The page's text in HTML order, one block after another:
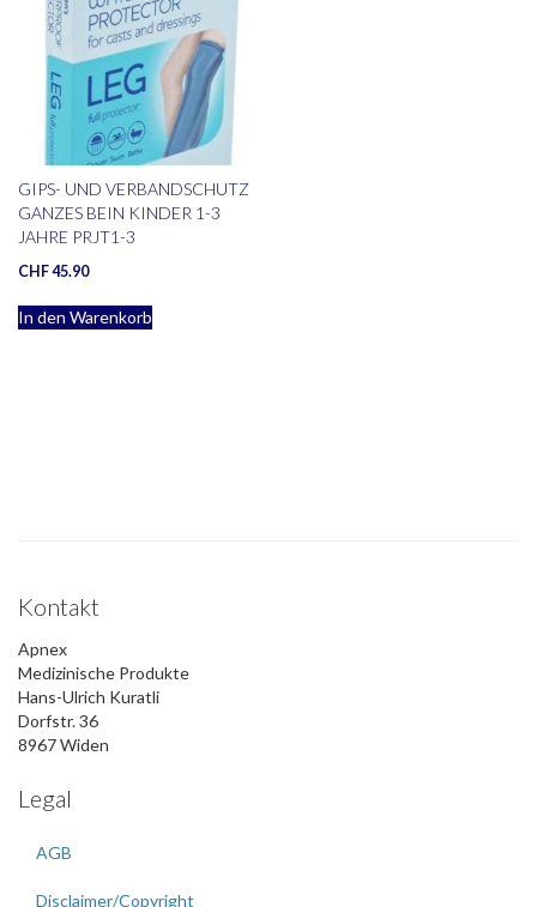
GIPS- UND VERBANDSCHUTZ
GANZES BEIN KINDER 1-3
JAHRE PRJT1-3
CHF45.90
In den Warenkorb
Kontakt
Apnex
Medizinische Produkte
Hans-Ulrich Kuratli
Dorfstr. 36
8967 Widen
Legal
AGB
Disclaimer/Copyright